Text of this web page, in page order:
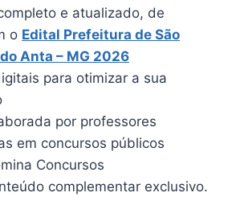
e atualizado, de
o Edital Prefeitura de São
Anta – MG 2026
para otimizar a sua
por professores
em concursos públicos
Concursos
complementar exclusivo.